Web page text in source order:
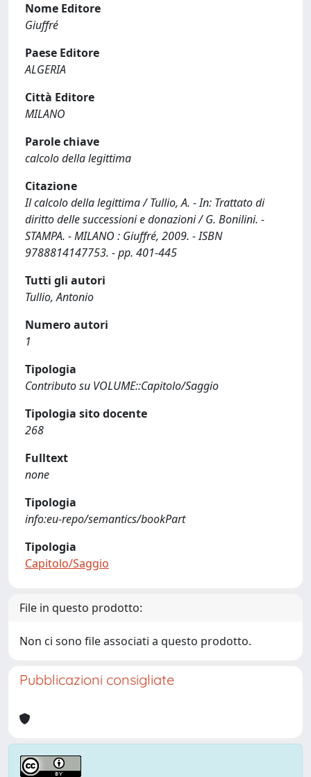
Nome Editore
Giuffré
Paese Editore
ALGERIA
Città Editore
MILANO
Parole chiave
calcolo della legittima
Citazione
Il calcolo della legittima / Tullio, A. - In: Trattato di
diritto delle successioni e donazioni / G. Bonilini. -
STAMPA. - MILANO : Giuffré, 2009. - ISBN
9788814147753. - pp. 401-445
Tutti gli autori
Tullio, Antonio
Numero autori
1
Tipologia
Contributo su VOLUME::Capitolo/Saggio
Tipologia sito docente
268
Fulltext
none
Tipologia
info:eu-repo/semantics/bookPart
Tipologia
Capitolo/Saggio
File in questo prodotto:
Non ci sono file associati a questo prodotto.
Pubblicazioni consigliate